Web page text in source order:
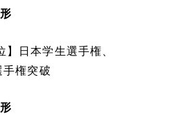
形
日本学生選手権、
権突破
形